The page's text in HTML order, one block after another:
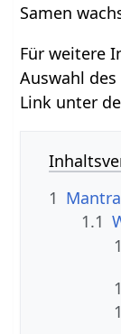
Samen
Für weitere
Auswahl
Link unter
1
1.1